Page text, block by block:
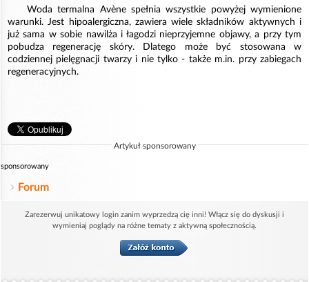
Woda termalna Avène spełnia wszystkie powyżej wymienione
warunki. Jest hipoalergiczna, zawiera wiele składników aktywnych i
już sama w sobie nawilża i łagodzi nieprzyjemne objawy, a przy tym
pobudza regenerację skóry. Dlatego może być stosowana w
codziennej pielęgnacji twarzy i nie tylko - także m.in. przy zabiegach
regeneracyjnych.
Artykuł sponsorowany
sponsorowany
Forum
Zarezerwuj unikatowy login zanim wyprzedzą cię inni! Włącz się do dyskusji i
wymieniaj poglądy na różne tematy z aktywną społecznością.